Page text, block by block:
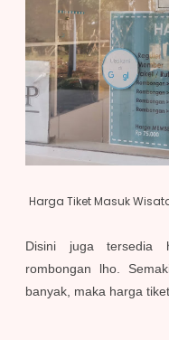
Harga Tiket Masuk
Disini juga tersedia
rombongan lho.
banyak, maka harga